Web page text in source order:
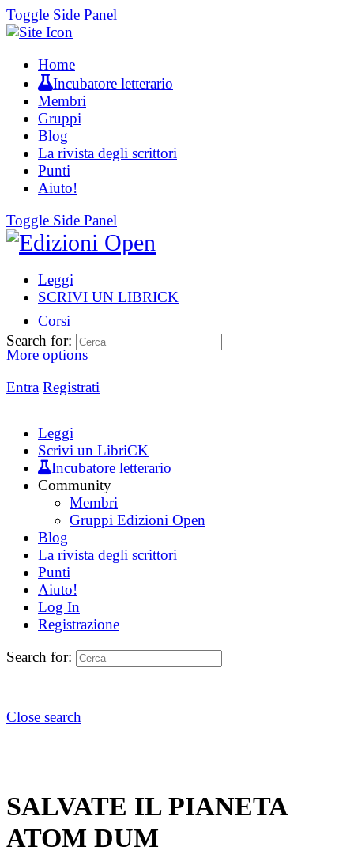
Toggle Side Panel
Home
Incubatore letterario
Membri
Gruppi
Blog
La rivista degli scrittori
Punti
Aiuto!
Toggle Side Panel
Leggi
SCRIVI UN LIBRICK
Corsi
More options
Entra Registrati
Search for:
Leggi
Scrivi un LibriCK
Incubatore letterario
Community
Membri
Gruppi Edizioni Open
Blog
La rivista degli scrittori
Punti
Aiuto!
Log In
Registrazione
Search for:
Close search
SALVATE IL PIANETA
ATOM DUM